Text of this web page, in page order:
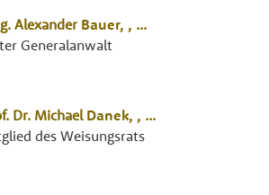
Alexander Bauer, , ...
Generalanwalt
Dr. Michael Danek, , ...
des Weisungsrats